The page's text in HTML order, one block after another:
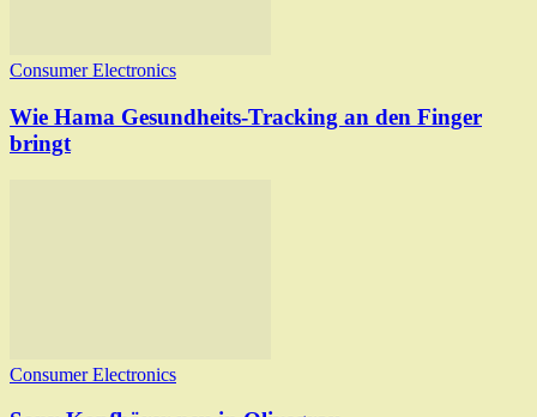
Consumer Electronics
Wie Hama Gesundheits-Tracking an den Finger
bringt
Consumer Electronics